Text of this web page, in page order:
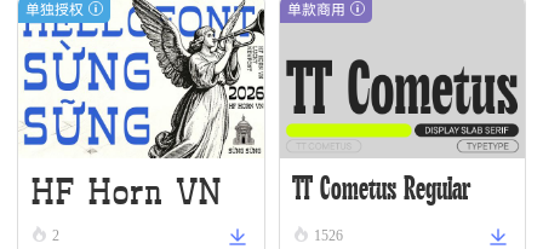
单独授权
HF Horn VN
2
单款商用
TT Cometus Regular
1526